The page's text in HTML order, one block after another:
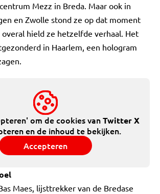
Mezz in Breda. Maar ook in
en Zwolle stond ze op dat moment
overal hield ze hetzelfde verhaal. Het
in Haarlem, een hologram
om de cookies vanTwitter X
en de inhoud te bekijken.
Accepteren
Maes, lijsttrekker van de Bredase